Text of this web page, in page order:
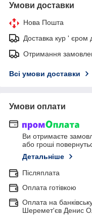
Умови доставки
Нова Пошта
Доставка кур ' єром
Отримання
Всі умови доставки
Умови оплати
Ви отримаєте
або гроші
Детальніше
Післяплата
Оплата готівкою
Оплата на
Шеремет'єв Денис